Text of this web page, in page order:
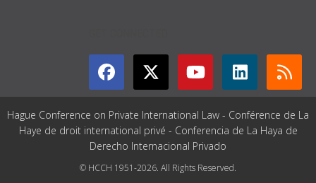
Hague Conference on Private International Law - Conférence de La
Haye de droit international privé - Conferencia de La Haya de
Derecho Internacional Privado
© HCCH 1951-2026. All Rights Reserved.